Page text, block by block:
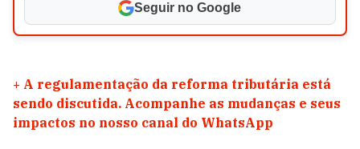
Seguir no Google
+ A regulamentação da reforma tributária está
sendo discutida. Acompanhe as mudanças e seus
impactos no nosso canal do WhatsApp